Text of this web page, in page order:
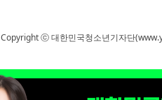
Copyright ⓒ 대한민국청소년기자단